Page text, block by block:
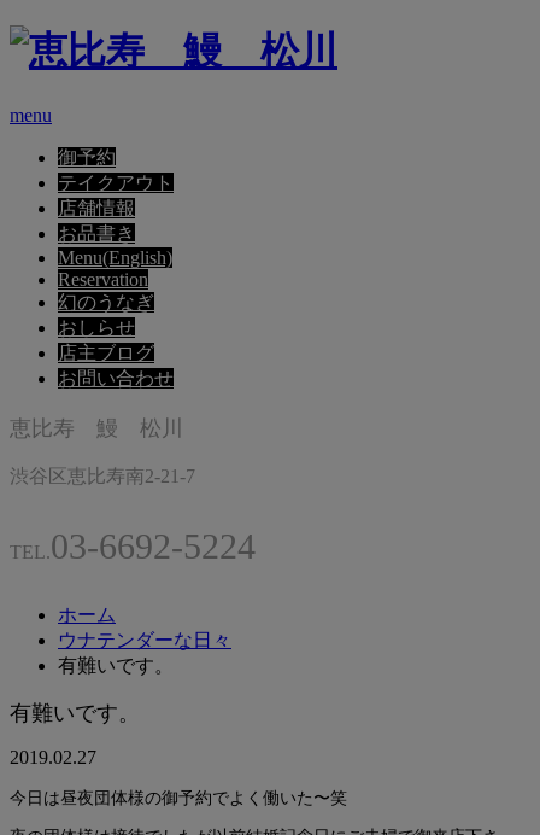
menu
御予約
テイクアウト
店舗情報
お品書き
Menu(English)
Reservation
幻のうなぎ
おしらせ
店主ブログ
お問い合わせ
恵比寿 鰻 松川
渋谷区恵比寿南2-21-7
TEL.03-6692-5224
ホーム
ウナテンダーな日々
有難いです。
有難いです。
2019.02.27
今日は昼夜団体様の御予約でよく働いた〜笑